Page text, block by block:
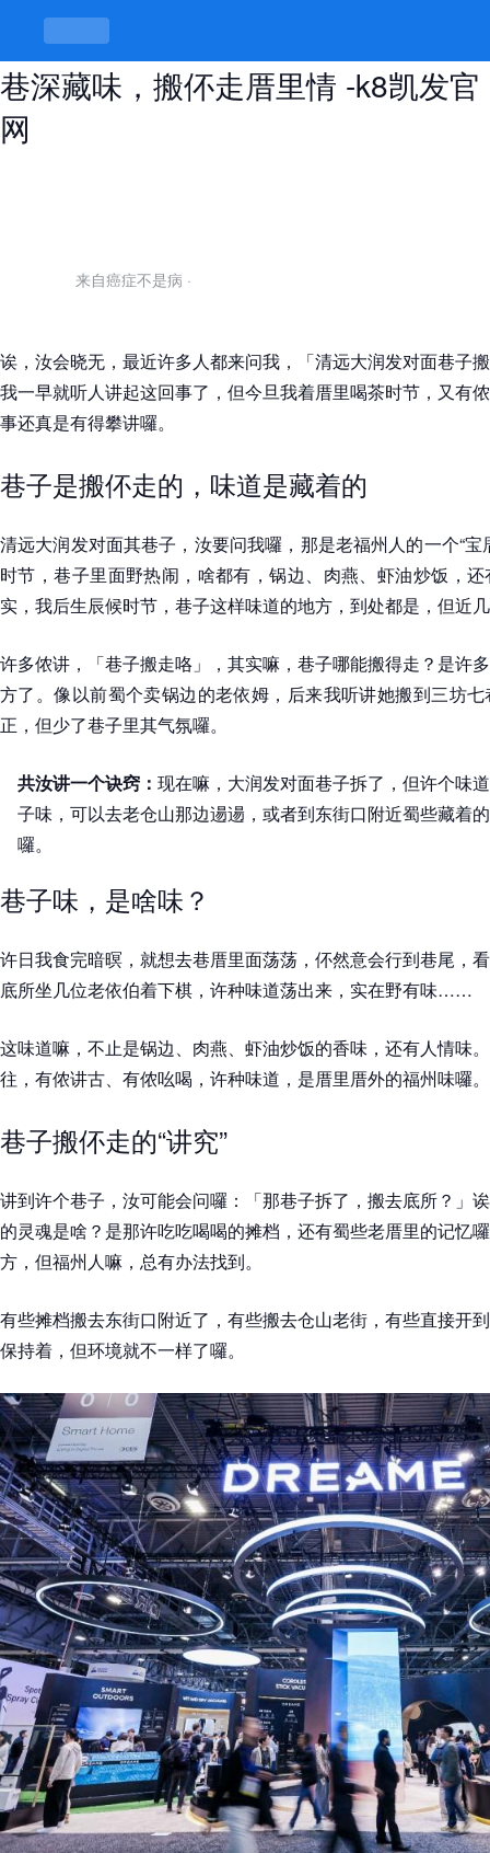
清远大润发对面巷子搬到哪里去了，
巷深藏味，搬伓走厝里情 -k8凯发官
网
来自癌症不是病 ·
诶，汝会晓无，最近许多人都来问我，「清远大润发对面巷子
我一早就听人讲起这回事了，但今旦我着厝里喝茶时节，又有
事还真是有得攀讲囉。
巷子是搬伓走的，味道是藏着的
清远大润发对面其巷子，汝要问我囉，那是老福州人的一个“
时节，巷子里面野热闹，啥都有，锅边、肉燕、虾油炒饭，
实，我后生辰候时节，巷子这样味道的地方，到处都是，但近
许多侬讲，「巷子搬走咯」，其实嘛，巷子哪能搬得走？是许
方了。像以前蜀个卖锅边的老依姆，后来我听讲她搬到三坊
正，但少了巷子里其气氛囉。
共汝讲一个诀窍： 现在嘛，大润发对面巷子拆了，但许个味
子味，可以去老仓山那边逿逿，或者到东街口附近蜀些藏着
囉。
巷子味，是啥味？
许日我食完暗暝，就想去巷厝里面荡荡，伓然意会行到巷尾，
底所坐几位老依伯着下棋，许种味道荡出来，实在野有味……
这味道嘛，不止是锅边、肉燕、虾油炒饭的香味，还有人情味
往，有侬讲古、有侬吆喝，许种味道，是厝里厝外的福州味囉。
巷子搬伓走的“讲究”
讲到许个巷子，汝可能会问囉：「那巷子拆了，搬去底所？」
的灵魂是啥？是那许吃吃喝喝的摊档，还有蜀些老厝里的记忆
方，但福州人嘛，总有办法找到。
有些摊档搬去东街口附近了，有些搬去仓山老街，有些直接开
保持着，但环境就不一样了囉。